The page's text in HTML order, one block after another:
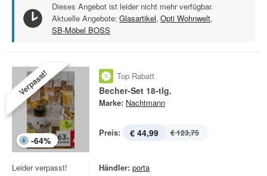
Dieses Angebot ist leider nicht mehr verfügbar.
Aktuelle Angebote: Glasartikel, Opti Wohnwelt,
SB-Möbel BOSS
Verpasst!
-64%
Top Rabatt
Becher-Set 18-tlg.
Marke: Nachtmann
Preis: € 44,99 € 123,75
Leider verpasst!
Händler: porta